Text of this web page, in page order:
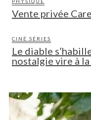
PHYSIQUE
Vente privée
CINÉ SÉRIES
Le diable
nostalgie vire à